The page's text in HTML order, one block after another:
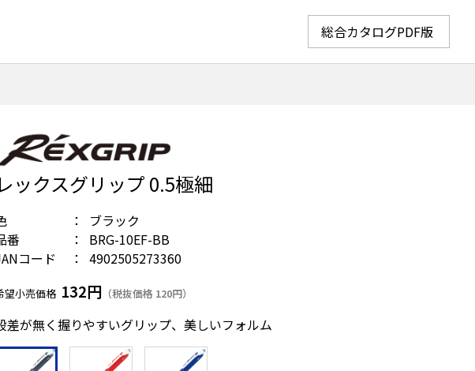
総合カタログPDF版
ックスグリップ 0.5極細
ブラック
番
BRG-10EF-BB
コード
4902505273360
望小売価格 132円 （税抜価格 120円）
差が無く握りやすいグリップ、美しいフォルム